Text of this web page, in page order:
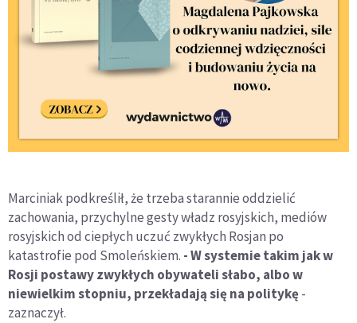
Marciniak podkreślił, że trzeba starannie oddzielić
zachowania, przychylne gesty władz rosyjskich, mediów
rosyjskich od ciepłych uczuć zwykłych Rosjan po
katastrofie pod Smoleńskiem. - W systemie takim jak w
Rosji postawy zwykłych obywateli słabo, albo w
niewielkim stopniu, przekładają się na politykę-
zaznaczył.